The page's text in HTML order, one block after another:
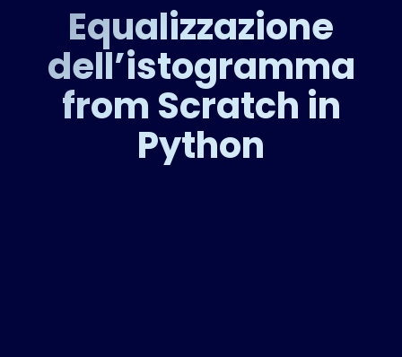
Equalizzazione
dell’istogramma
from Scratch in
Python